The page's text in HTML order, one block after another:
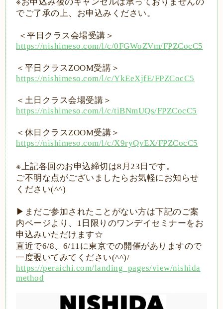
でご了承の上、お申込みください。
＜平日クラス会場受講＞
https://nishimeso.com/l/c/0FGWoZVm/FPZCocC5
＜平日クラスZOOM受講＞
https://nishimeso.com/l/c/YkEeXjfE/FPZCocC5
＜土日クラス会場受講＞
https://nishimeso.com/l/c/tiBNmUQs/FPZCocC5
＜休日クラスZOOM受講＞
https://nishimeso.com/l/c/X9ryQvEX/FPZCocC5
※上記各回のお申込締切は8 月23 日です。
ご不明な点がございましたらお気軽にお知らせ
ください(^^)
▶︎まだご参加されたことがない方は下記のご案
内ページより、 1 日限りのワンデイセミナーをお
申込みいただけます☆
直近で6/8、 6/11に東京での開催がありますので
一度覗いてみてください(^^)/
https://peraichi.com/landing_pages/view/nishida
method